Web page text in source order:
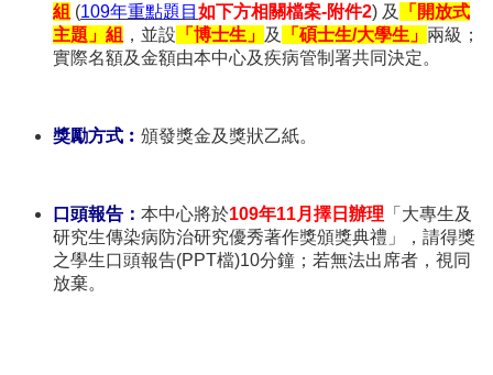
關
組 (109年重點題目 如下方相關檔案-附件2) 及
「開放式
主題」組 ，並設 「博士生」 及 「碩士生/大學生」 兩級；
實際名額及金額由本中心及疾病管制署共同決定。
獎勵方式︰ 頒發獎金及獎狀乙紙。
口頭報告： 本中心將於109年11月擇日辦理 「大專生及
研究生傳染病防治研究優秀著作獎頒獎典禮」，請得獎
之學生口頭報告(PPT檔)10分鐘；若無法出席者，視同
放棄。